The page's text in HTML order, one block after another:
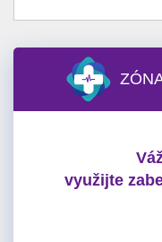
využijte